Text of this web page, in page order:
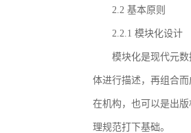
2.2 基本原则
2.2.1 模块化设计
模块化是现代元
体进行描述，再组合
在机构，也可以是出
理规范打下基础。